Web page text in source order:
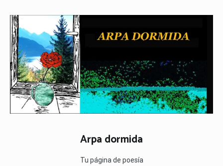
contenido
Arpa dormida
Tu página de poesía